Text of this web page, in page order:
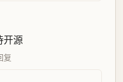
开源
复